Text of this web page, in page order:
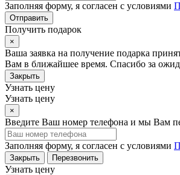
Заполняя форму, я согласен с условиями
Отправить
Получить подарок
×
Ваша заявка на получение подарка
Вам в ближайшее время. Спасибо за
Закрыть
Узнать цену
Узнать цену
×
Введите Ваш номер телефона и мы Вам
Заполняя форму, я согласен с условиями
Закрыть Перезвонить
Узнать цену